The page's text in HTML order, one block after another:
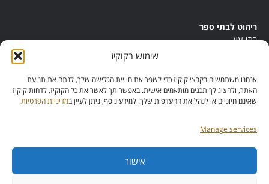
שימוש בקוקיז
אנחנו משתמשים בקבצי קוקיז כדי לשפר את חוויית הגלישה שלך, לנתח את תנועת
האתר, ולהציג לך תכנים מותאמים אישית. באפשרותך לאשר את כל הקוקיז, לדחות קוקיז
שאינם חיוניים או לנהל את ההעדפות שלך. למידע נוסף, ניתן לעיין במדיניות הפרטיות.
Manage services
אישור
ריהוט לבתי ספר
בתי עץ
ריהוט מונטסורי
ריהוט אנתרופוסופי
מס’ ספק: